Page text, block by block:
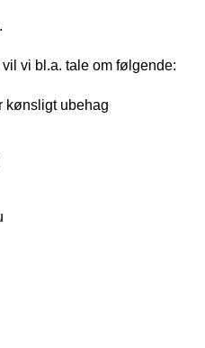
vi bl.a. tale om følgende:
kønsligt ubehag